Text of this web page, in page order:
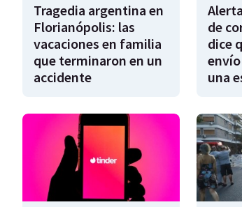
Tragedia argentina en
Florianópolis: las
vacaciones en familia
que terminaron en un
accidente
de
dice
una